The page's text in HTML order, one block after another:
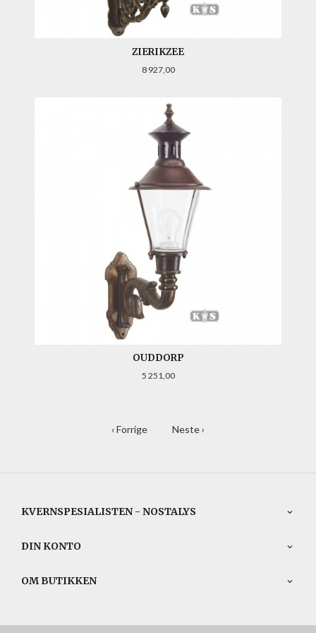
ZIERIKZEE
Pris
8 927,00
OUDDORP
Pris
5 251,00
‹ Forrige Neste ›
KVERNSPESIALISTEN - NOSTALYS
DIN KONTO
OM BUTIKKEN